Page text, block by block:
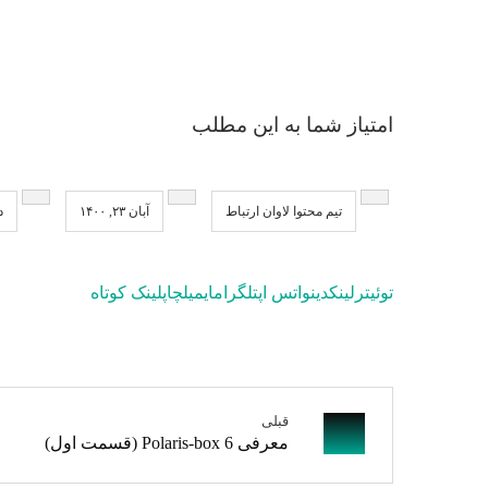
امتیاز شما به این مطلب
تیم محتوا لاوان ارتباط آبان ۲۳, ۱۴۰۰
توئیتر لینکدینواتس اپتلگرامایمیلچاپلینک کوتاه
قبلی
معرفی Polaris-box 6 (قسمت اول)